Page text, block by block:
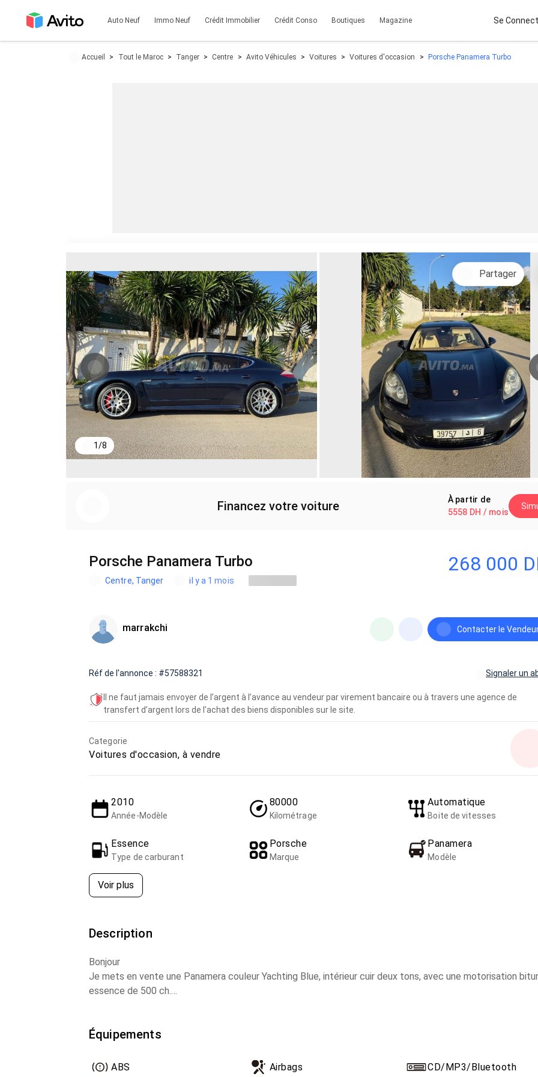
Auto Neuf Immo Neuf Crédit Immobilier Crédit Conso Boutiques Magazine Se
Accueil Tout le Maroc Tanger Centre Avito Véhicules Voitures Voitures d'occasion Porsche Panamera Turbo
1/8
Partager
Financez votre voiture
À partir de
5558 DH / mois
Porsche Panamera Turbo
Centre, Tanger il y a 1 mois
268 000
marrakchi Contacter le
Réf de l'annonce : #57588321 Signaler un
Il ne faut jamais envoyer de l’argent à l’avance au vendeur par virement bancaire ou à travers une agence de
transfert d’argent lors de l’achat des biens disponibles sur le site.
Categorie
Voitures d'occasion, à vendre
2010
Année-Modèle
80000
Kilométrage
Automatique
Boite de vitesses
Essence
Type de carburant
Porsche
Marque
Panamera
Modèle
Voir plus
Description
Bonjour
Je mets en vente une Panamera couleur Yachting Blue, intérieur cuir deux tons, avec une motorisation
essence de 500 ch.
* Transmission PDK 7 rapports
Équipements
ABS Airbags CD/MP3/Bluetooth